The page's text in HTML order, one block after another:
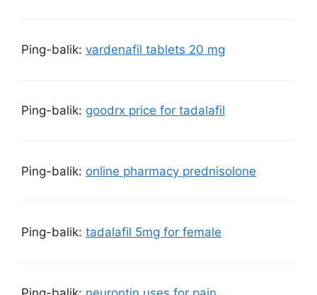
Ping-balik: vardenafil tablets 20 mg
Ping-balik: goodrx price for tadalafil
Ping-balik: online pharmacy prednisolone
Ping-balik: tadalafil 5mg for female